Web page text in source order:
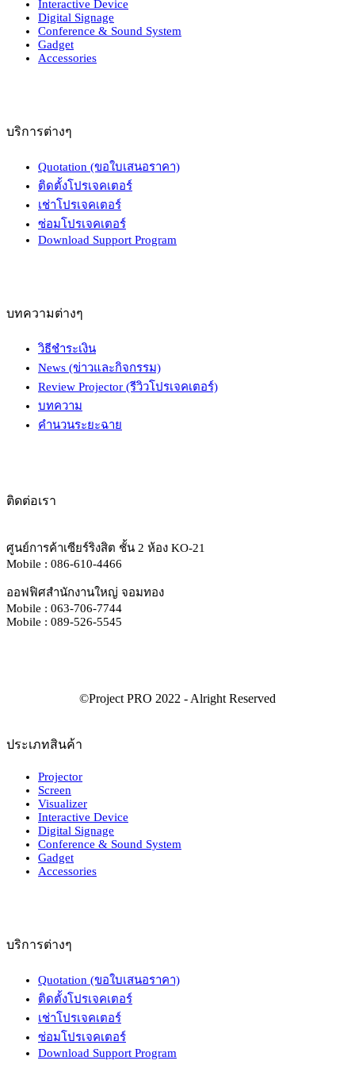
Interactive Device
Digital Signage
Conference & Sound System
Gadget
Accessories
บริการต่างๆ
Quotation (ขอใบเสนอราคา)
ติดตั้งโปรเจคเตอร์
เช่าโปรเจคเตอร์
ซ่อมโปรเจคเตอร์
Download Support Program
บทความต่างๆ
วิธีชำระเงิน
News (ข่าวและกิจกรรม)
Review Projector (รีวิวโปรเจคเตอร์)
บทความ
คำนวนระยะฉาย
ติดต่อเรา
ศูนย์การค้าเซียร์ริงสิต ชั้น 2 ห้อง KO-21
Mobile : 086-610-4466
ออฟฟิศสำนักงานใหญ่ จอมทอง
Mobile : 063-706-7744
Mobile : 089-526-5545
ประเภทสินค้า
Projector
Screen
Visualizer
Interactive Device
Digital Signage
Conference & Sound System
Gadget
Accessories
บริการต่างๆ
Quotation (ขอใบเสนอราคา)
ติดตั้งโปรเจคเตอร์
เช่าโปรเจคเตอร์
ซ่อมโปรเจคเตอร์
Download Support Program